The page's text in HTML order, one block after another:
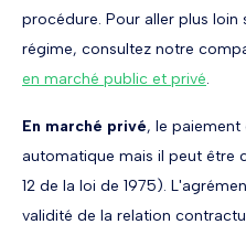
procédure. Pour aller plus
régime, consultez notre
en marché public et privé.
En marché privé, le
automatique mais il peut être
12 de la loi de 1975).
validité de la relation